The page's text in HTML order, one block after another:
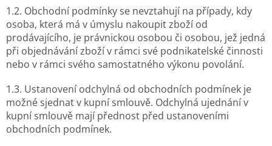
1.2. Obchodní podmínky se nevztahují na případy, kdy
osoba, která má v úmyslu nakoupit zboží od
prodávajícího, je právnickou osobou či osobou, jež jedná
při objednávání zboží v rámci své podnikatelské činnosti
nebo v rámci svého samostatného výkonu povolání.
1.3. Ustanovení odchylná od obchodních podmínek je
možné sjednat v kupní smlouvě. Odchylná ujednání v
kupní smlouvě mají přednost před ustanoveními
obchodních podmínek.